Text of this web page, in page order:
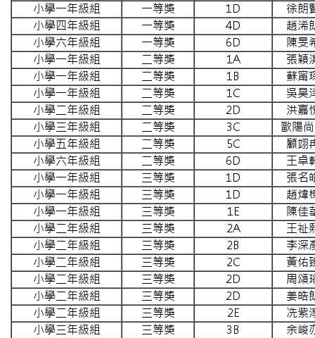
小學一年級組
一等獎 1D
徐朗
小學四年級組
一等獎 4D
趙浠
小學六年級組
一等獎 6D
陳旻
小學一年級組
二等獎 1A
張穎
小學一年級組
二等獎 1B
蘇甯
小學一年級組
二等獎 1C
吳昊
小學二年級組
二等獎 2D
洪嘉
小學三年級組
二等獎 3C
歐陽
小學五年級組
二等獎 5C
顧翊
小學六年級組
二等獎 6D
王卓
小學一年級組
三等獎 1D
張名
小學一年級組
三等獎 1D
趙煒
小學一年級組
三等獎 1E
陳佳
小學二年級組
三等獎 2A
王祉
小學二年級組
三等獎 2B
李深
小學二年級組
三等獎 2C
黃佑
小學二年級組
三等獎 2D
周頌
小學二年級組
三等獎 2D
姜皓
小學二年級組
三等獎 2E
冼紫
小學三年級組
三等獎 3B
余峻